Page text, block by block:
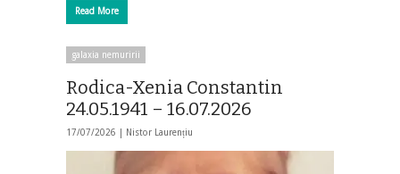
Read More
galaxia nemuririi
Rodica-Xenia Constantin
24.05.1941 – 16.07.2026
17/07/2026 | Nistor Laurențiu